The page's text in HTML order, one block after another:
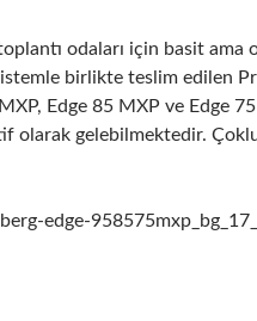
odaları için basit ama
birlikte teslim edilen
Edge 85 MXP ve Edge
olarak gelebilmektedir.